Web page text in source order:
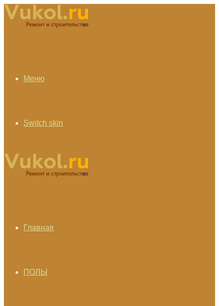
Меню
Switch skin
Главная
ПОЛЫ